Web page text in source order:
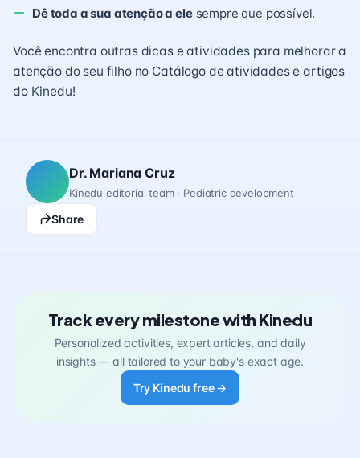
Dê toda a sua atenção a elesempre que possível.
Você encontra outras dicas e atividades para melhorar a
atenção do seu filho no Catálogo de atividades e artigos
do Kinedu!
Dr. Mariana Cruz
Kinedu editorial team · Pediatric development
Share
Track every milestone with Kinedu
Personalized activities, expert articles, and daily
insights — all tailored to your baby's exact age.
Try Kinedu free →